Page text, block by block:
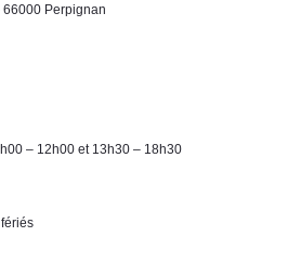
66000 Perpignan
– 12h00 et 13h30 – 18h30